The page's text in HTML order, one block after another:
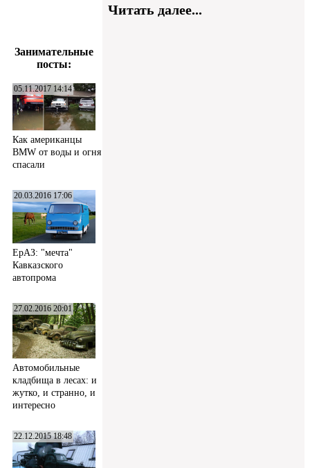
Занимательные
посты:
05.11.2017 14:14
Как американцы
BMW от воды и огня
спасали
20.03.2016 17:06
ЕрАЗ: "мечта"
Кавказского
автопрома
27.02.2016 20:01
Автомобильные
кладбища в лесах: и
жутко, и странно, и
интересно
22.12.2015 18:48
Читать далее...